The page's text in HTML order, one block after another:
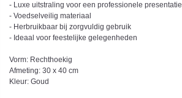
- Luxe uitstraling voor een professionele presentatie
- Voedselveilig materiaal
- Herbruikbaar bij zorgvuldig gebruik
- Ideaal voor feestelijke gelegenheden
Vorm: Rechthoekig
Afmeting: 30 x 40 cm
Kleur: Goud